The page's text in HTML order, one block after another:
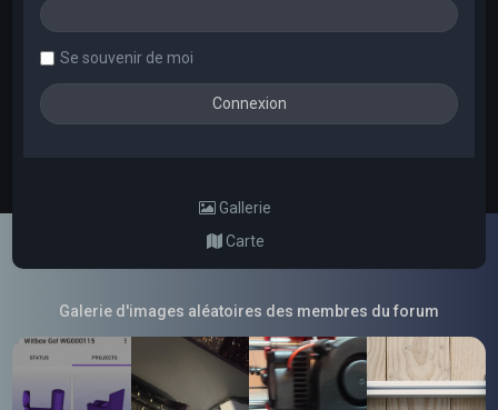
Se souvenir de moi
Gallerie
Carte
Galerie d'images aléatoires des membres du forum